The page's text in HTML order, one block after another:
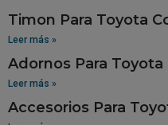
Timon Para Toyota
Leer más »
Adornos Para Toyota
Leer más »
Accesorios Para